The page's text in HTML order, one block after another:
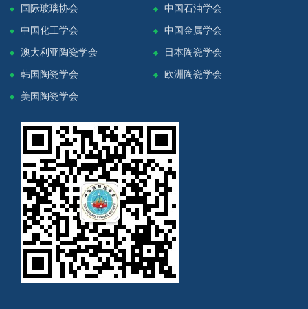
国际玻璃协会
中国石油学会
中国化工学会
中国金属学会
澳大利亚陶瓷学会
日本陶瓷学会
韩国陶瓷学会
欧洲陶瓷学会
美国陶瓷学会